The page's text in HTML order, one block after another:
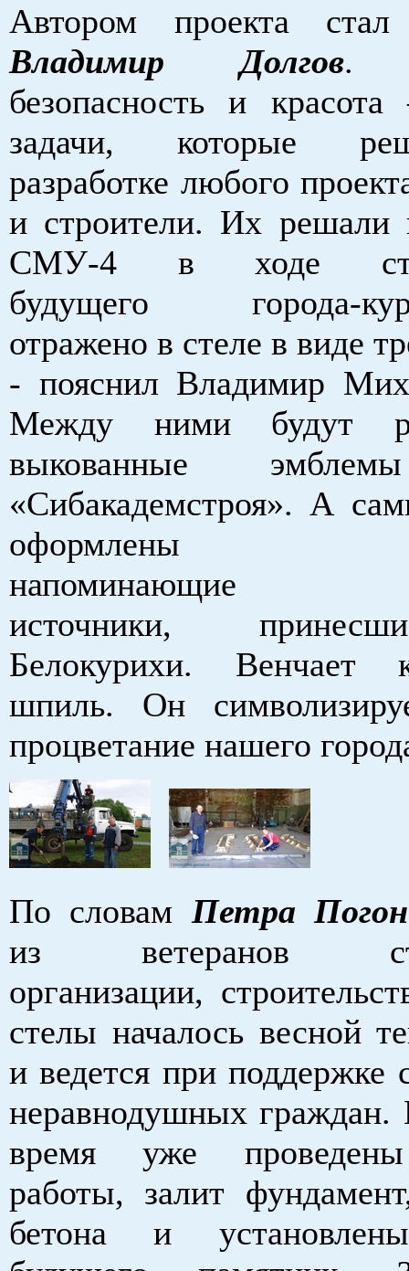
Автором проекта стал
Владимир Долгов.
безопасность и
задачи, которые
разработке любого
и строители. Их решали
СМУ-4 в ходе
будущего города-
отражено в стеле в виде
- пояснил Владимир
Между ними будут
выкованные
«Сибакадемстроя». А
оформлены
напоминающие
источники,
Белокурихи. Венчает
шпиль. Он
процветание нашего
По словам Петра
из ветеранов
организации,
стелы началось весной
и ведется при поддержке
неравнодушных граждан.
время уже
работы, залит
бетона и